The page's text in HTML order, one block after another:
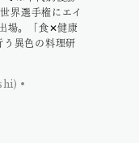
界選手権にエイ
場。「食✕健康
異色の料理研
•